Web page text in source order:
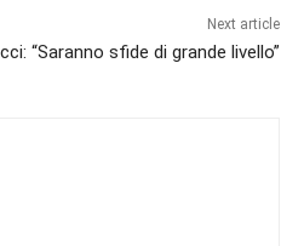
Next article
“Saranno sfide di grande livello”